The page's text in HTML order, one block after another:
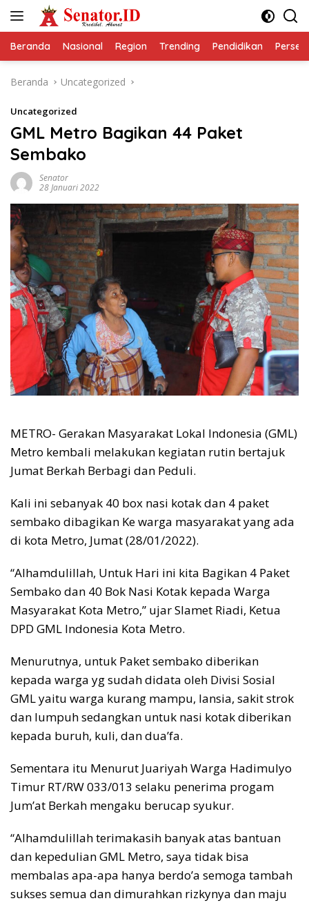
Beranda Nasional Region Trending Pendidikan
Beranda Uncategorized
Uncategorized
GML Metro Bagikan 44 Paket
Sembako
Senator
28 Januari 2022
METRO- Gerakan Masyarakat Lokal Indonesia (GML)
Metro kembali melakukan kegiatan rutin bertajuk
Jumat Berkah Berbagi dan Peduli.
Kali ini sebanyak 40 box nasi kotak dan 4 paket
sembako dibagikan Ke warga masyarakat yang ada
di kota Metro, Jumat (28/01/2022).
“Alhamdulillah, Untuk Hari ini kita Bagikan 4 Paket
Sembako dan 40 Bok Nasi Kotak kepada Warga
Masyarakat Kota Metro,” ujar Slamet Riadi, Ketua
DPD GML Indonesia Kota Metro.
Menurutnya, untuk Paket sembako diberikan
kepada warga yg sudah didata oleh Divisi Sosial
GML yaitu warga kurang mampu, lansia, sakit strok
dan lumpuh sedangkan untuk nasi kotak diberikan
kepada buruh, kuli, dan dua’fa.
Sementara itu Menurut Juariyah Warga Hadimulyo
Timur RT/RW 033/013 selaku penerima progam
Jum’at Berkah mengaku berucap syukur.
“Alhamdulillah terimakasih banyak atas bantuan
dan kepedulian GML Metro, saya tidak bisa
membalas apa-apa hanya berdo’a semoga tambah
sukses semua dan dimurahkan rizkynya dan maju